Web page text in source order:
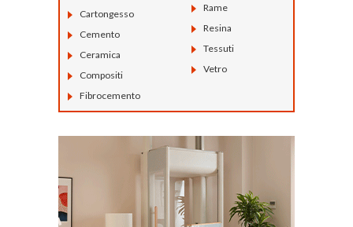
Cartongesso
Cemento
Ceramica
Compositi
Fibrocemento
Rame
Resina
Tessuti
Vetro